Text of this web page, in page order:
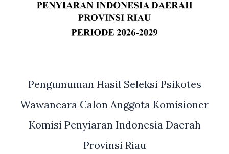
Pengumuman Hasil Seleksi Psikotes
Wawancara Calon Anggota Komisioner
Komisi Penyiaran Indonesia Daerah
Provinsi Riau